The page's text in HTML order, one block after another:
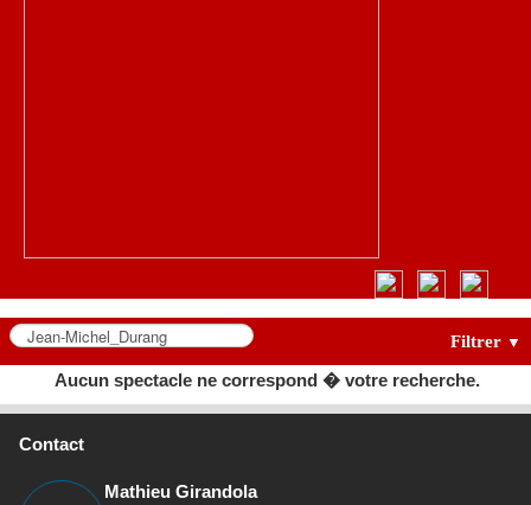
Filtrer ▼
Aucun spectacle ne correspond � votre recherche.
Contact
Mathieu Girandola